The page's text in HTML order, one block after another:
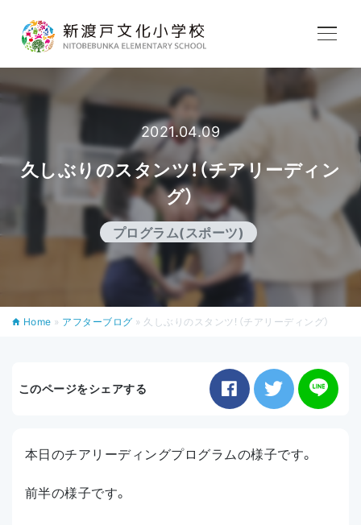
学校生活
入学案内
アフタースクール
お知らせ
2021.04.09
久しぶりのスタンツ！（チアリーディン
グ）
プログラム(スポーツ)
Home » アフターブログ » 久しぶりのスタンツ！（チアリーディング）
このページをシェアする
本日のチアリーディングプログラムの様子です。
前半の様子です。